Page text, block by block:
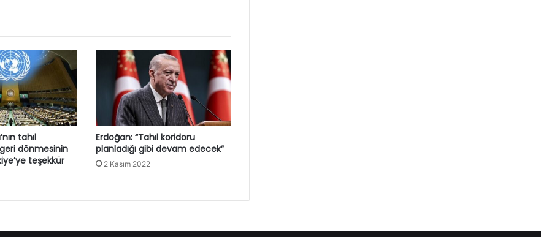
tahıl
dönmesinin
teşekkür
Erdoğan: “Tahıl koridoru
planladığı gibi devam edecek”
2 Kasım 2022